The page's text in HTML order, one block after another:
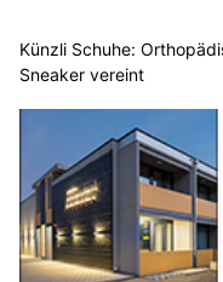
Künzli Schuhe:
Sneaker vereint